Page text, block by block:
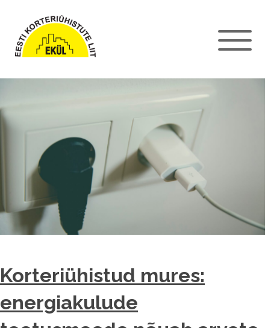
Korteriühistud mures:
energiakulude